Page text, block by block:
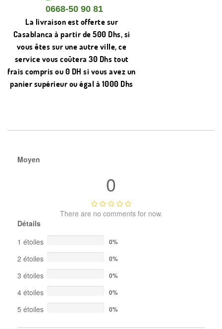
0668-50 90 81
La livraison est offerte sur
Casablanca à partir de 500 Dhs, si
vous êtes sur une autre ville, ce
service vous coûtera 30 Dhs tout
frais compris ou 0 DH si vous avez un
panier supérieur ou égal à 1000 Dhs
Moyen
0
There are no comments for now.
Détails
1 étoiles
0%
2 étoiles 0%
3 étoiles 0%
4 étoiles 0%
5 étoiles 0%